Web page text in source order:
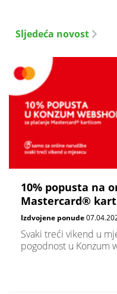
Sljedeća novost
10% popusta na
Mastercard®
Izdvojene ponude
Svaki treći vikend u
pogodnost u Konzum